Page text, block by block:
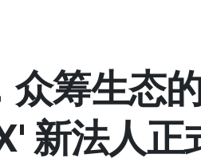
众筹生态
新法人正